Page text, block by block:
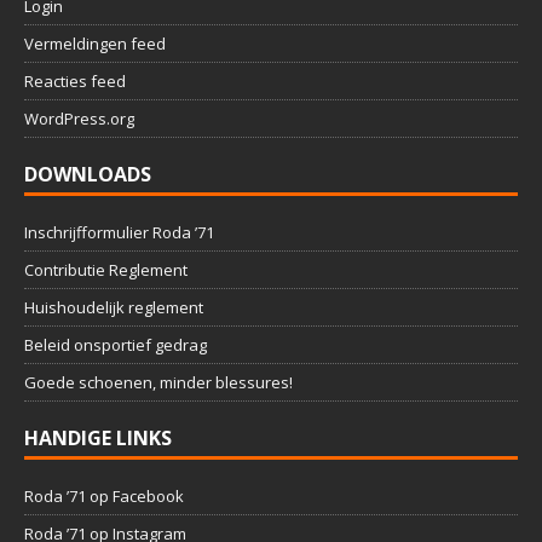
Login
Vermeldingen feed
Reacties feed
WordPress.org
DOWNLOADS
Inschrijfformulier Roda ’71
Contributie Reglement
Huishoudelijk reglement
Beleid onsportief gedrag
Goede schoenen, minder blessures!
HANDIGE LINKS
Roda ’71 op Facebook
Roda ’71 op Instagram